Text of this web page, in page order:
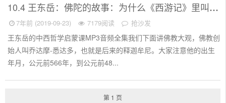
10.4 王东岳：佛陀的故事：为什么《西游记》里叫他“如来”？
7年前 (2019-09-23) 7179阅读 抢沙发
王东岳的中西哲学启蒙课MP3音频全集我们下面讲佛教大观，佛教创
始人叫乔达摩-悉达多，也就是后来的释迦牟尼。大家注意他的出生
年月，公元前566年，到公元前48...
第 1 页